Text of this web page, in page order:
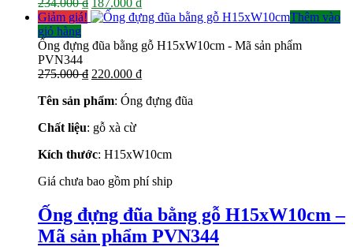
gốc
234.000 ₫.
hiện
là:
Giảm giá!
Thêm vào
giỏ hàng
Ống đựng đũa bằng gỗ H15xW10cm - Mã sản phẩm
PVN344
275.000₫ Giá
là:
220.000 ₫Giá
tại
Tên sản phẩm: Óng đựng đũa
Chất liệu: gỗ xà cừ
Kích thước: H15xW10cm
Giá chưa bao gồm phí ship
Ống đựng đũa bằng gỗ H15xW10cm –
Mã sản phẩm PVN344